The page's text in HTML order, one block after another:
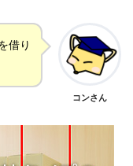
借り
コンさん